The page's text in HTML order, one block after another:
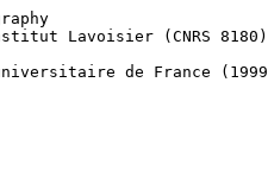
Lavoisier (CNRS
de France (1999-